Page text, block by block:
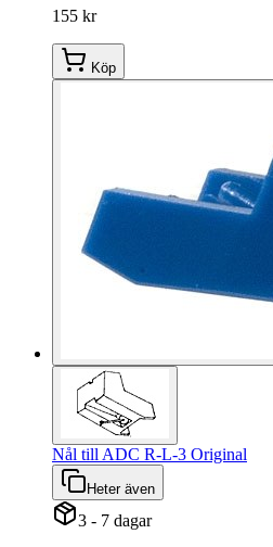
155 kr
Köp
Nål till ADC R-L-3 Original
Heter även
3 - 7 dagar